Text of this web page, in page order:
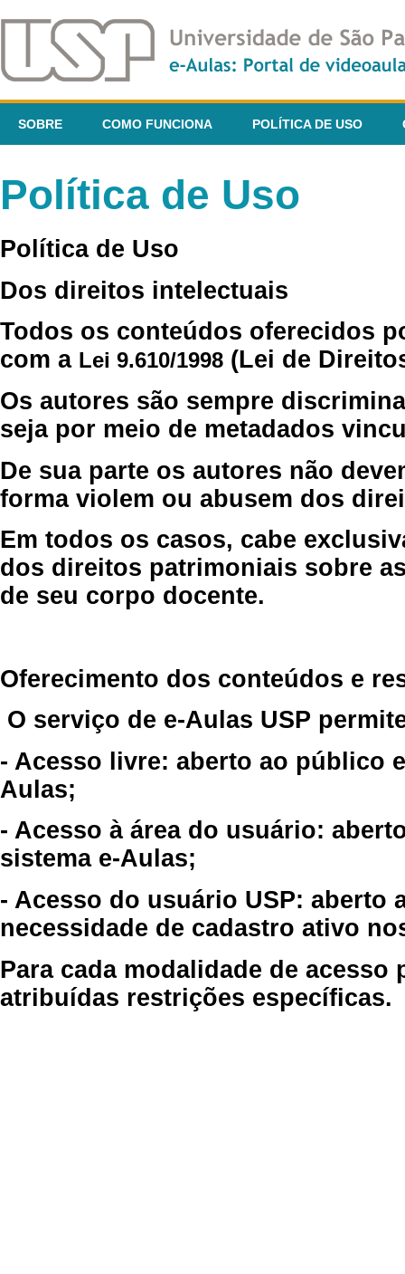
SOBRE COMO FUNCIONA POLÍTICA DE USO
Política de Uso
Política de Uso
Dos direitos intelectuais
Todos os conteúdos oferecidos
com a Lei 9.610/1998 (Lei de
Os autores são sempre
seja por meio de metadados
De sua parte os autores não
forma violem ou abusem dos
Em todos os casos, cabe
dos direitos patrimoniais sobre
de seu corpo docente.
Oferecimento dos conteúdos e
O serviço de e-Aulas USP
- Acesso livre: aberto ao público
Aulas;
- Acesso à área do usuário:
sistema e-Aulas;
- Acesso do usuário USP: aberto
necessidade de cadastro ativo
Para cada modalidade de
atribuídas restrições específicas.